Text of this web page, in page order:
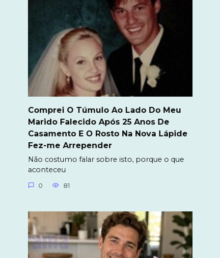
Comprei O Túmulo Ao Lado Do Meu
Marido Falecido Após 25 Anos De
Casamento E O Rosto Na Nova Lápide
Fez-me Arrepender
Não costumo falar sobre isto, porque o que
aconteceu
0 81